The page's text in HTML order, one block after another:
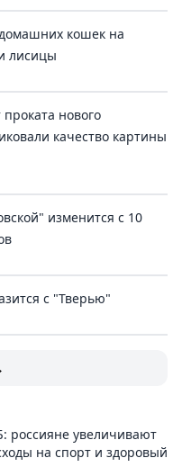
кошек на
лисицы
нового
качество картины
изменится с 10
с "Тверью"
россияне увеличивают
на спорт и здоровый